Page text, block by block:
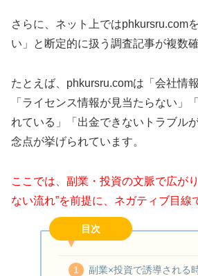
さらに、ネット上ではphkursru.com
い」と断定的に扱う調査記事が複数
たとえば、phkursru.comは「会社情
「ライセンス情報が見当たらない」
れている」「出金できないトラブル
念点が挙げられています。
ここでは、副業・投資の文脈で広が
ない流れ”を前提に、ネガティブ目線
目次
副業×投資で誘導される